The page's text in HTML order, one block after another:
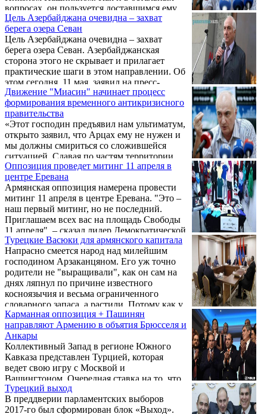
вопросах, он пользуется доставшимся ему
наследием. Как бывший клиент власти,
Никол Пашинян прекрасно знает об
институте клиентства. Сейчас он
использует клиентов нещадно и неумолимо.
Цель Азербайджана очевидна – захват
берега озера Севан
Цель Азербайджана очевидна – захват
берега озера Севан. Азербайджанская
сторона этого не скрывает и прилагает
практические шаги в этом направлении. Об
этом сегодня, 11 мая, заявил на пресс-
конференции лидер Демпартии Армении
Арам Саркисян.
Движение "Миасин" начинает процесс
формирования временного антикризисного
правительства
«Этот господин предъявил нам ультиматум,
открыто заявил, что Арцах ему не нужен и
мы должны смириться со сложившейся
ситуацией. Сдавая по частям территории
Родины, он приучает, мол, так и должно
быть», – говоря о заявлениях Пашиняна,
сказал во время митинга движения
«Миасин» («Вместе») на площади Свободы
в Ереване лидер Демократической партии
Арам Саркисян.
Оппозиция проведет митинг 11 апреля в
центре Еревана
Армянская оппозиция намерена провести
митинг 11 апреля в центре Еревана. "Это –
наш первый митинг, но не последний.
Приглашаем всех вас на площадь Свободы
11 апреля", – сказал лидер Демократической
партии Армении Арам Саркисян, выступая
на акции, инициированной движением
"Вместе" перед зданием парламента страны.
Турецкие Васюки для армянского капитала
Напрасно смеется народ над милейшим
господином Арзаканцяном. Его уж точно
родители не "выращивали", как он сам на
днях ляпнул по причине известного
косноязычия и весьма ограниченного
словарного запаса, а растили. Потому как у
господина Арзаканцяна есть немало
положительных качеств, главное из которых
– искренность, которой ему действительно
не занимать. А вот у иных персонажей,
последние годы кучами ошивающихся в
нашей с вами политической реальности, это
бесценное качество начисто отсутствует.
Вот ...
Карманная оппозиция + Пашинян
направляют Армению в объятия Брюсселя и
Анкары
Коллективный Запад в регионе Южного
Кавказа представлен Турцией, которая
ведет свою игру с Москвой и
Вашингтоном. Очередная ставка на то, что
Запад нам поможет, может не сыграть.
Помогают сильным, а кто станет главным
центром силы в регионе, решит исход
Турецкий выход
В преддверии парламентских выборов
2017-го был сформирован блок «Выход».